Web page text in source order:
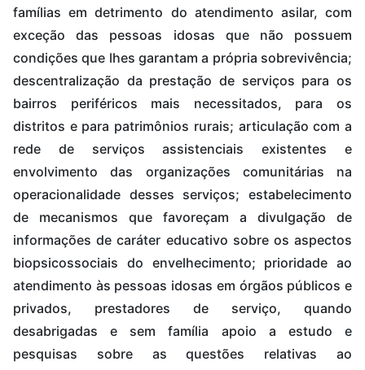
famílias em detrimento do atendimento asilar, com
exceção das pessoas idosas que não possuem
condições que lhes garantam a própria sobrevivência;
descentralização da prestação de serviços para os
bairros periféricos mais necessitados, para os
distritos e para patrimônios rurais; articulação com a
rede de serviços assistenciais existentes e
envolvimento das organizações comunitárias na
operacionalidade desses serviços; estabelecimento
de mecanismos que favoreçam a divulgação de
informações de caráter educativo sobre os aspectos
biopsicossociais do envelhecimento; prioridade ao
atendimento às pessoas idosas em órgãos públicos e
privados, prestadores de serviço, quando
desabrigadas e sem família apoio a estudo e
pesquisas sobre as questões relativas ao